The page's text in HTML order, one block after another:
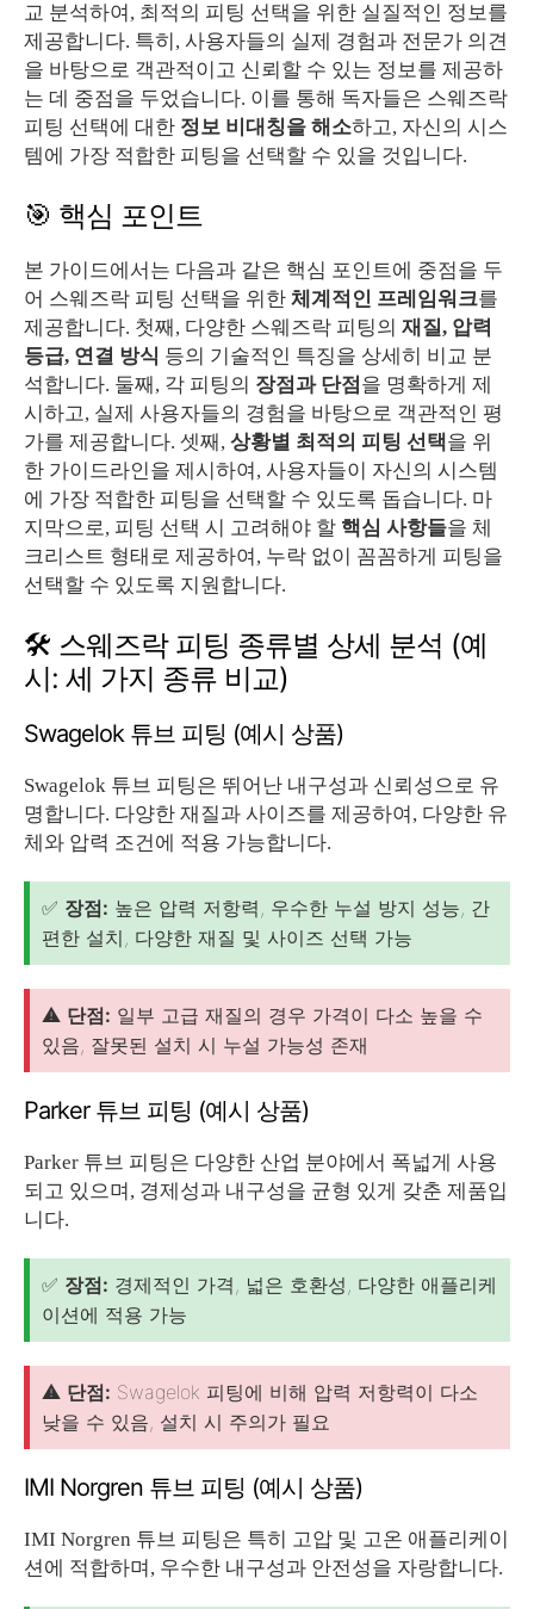
교 분석하여, 최적의 피팅 선택을 위한 실질적인 정보를
제공합니다. 특히, 사용자들의 실제 경험과 전문가 의견
을 바탕으로 객관적이고 신뢰할 수 있는 정보를 제공하
는 데 중점을 두었습니다. 이를 통해 독자들은 스웨즈락
피팅 선택에 대한 정보 비대칭을 해소하고, 자신의 시스
템에 가장 적합한 피팅을 선택할 수 있을 것입니다.
🎯 핵심 포인트
본 가이드에서는 다음과 같은 핵심 포인트에 중점을 두
어 스웨즈락 피팅 선택을 위한 체계적인 프레임워크를
제공합니다. 첫째, 다양한 스웨즈락 피팅의 재질, 압력
등급, 연결 방식 등의 기술적인 특징을 상세히 비교 분
석합니다. 둘째, 각 피팅의 장점과 단점 을 명확하게 제
시하고, 실제 사용자들의 경험을 바탕으로 객관적인 평
가를 제공합니다. 셋째, 상황별 최적의 피팅 선택을 위
한 가이드라인을 제시하여, 사용자들이 자신의 시스템
에 가장 적합한 피팅을 선택할 수 있도록 돕습니다. 마
지막으로, 피팅 선택 시 고려해야 할 핵심 사항들을 체
크리스트 형태로 제공하여, 누락 없이 꼼꼼하게 피팅을
선택할 수 있도록 지원합니다.
🛠️ 스웨즈락 피팅 종류별 상세 분석 (예
시: 세 가지 종류 비교)
Swagelok 튜브 피팅 (예시 상품)
Swagelok 튜브 피팅은 뛰어난 내구성과 신뢰성으로 유
명합니다. 다양한 재질과 사이즈를 제공하여, 다양한 유
체와 압력 조건에 적용 가능합니다.
✅ 장점: 높은 압력 저항력, 우수한 누설 방지 성능, 간
편한 설치, 다양한 재질 및 사이즈 선택 가능
⚠️ 단점: 일부 고급 재질의 경우 가격이 다소 높을 수
있음, 잘못된 설치 시 누설 가능성 존재
Parker 튜브 피팅 (예시 상품)
Parker 튜브 피팅은 다양한 산업 분야에서 폭넓게 사용
되고 있으며, 경제성과 내구성을 균형 있게 갖춘 제품입
니다.
✅ 장점: 경제적인 가격, 넓은 호환성, 다양한 애플리케
이션에 적용 가능
⚠️ 단점: Swagelok 피팅에 비해 압력 저항력이 다소
낮을 수 있음, 설치 시 주의가 필요
IMI Norgren 튜브 피팅 (예시 상품)
IMI Norgren 튜브 피팅은 특히 고압 및 고온 애플리케이
션에 적합하며, 우수한 내구성과 안전성을 자랑합니다.